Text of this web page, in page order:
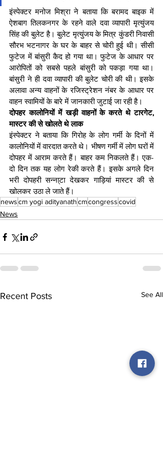
इंस्पेक्टर मनोज मिश्रा ने बताया कि बरामद बाइक में
ऐशबाग तिलकनगर के रहने वाले दवा व्यापारी मृत्युंजय
सिंह की बुलेट है। बुलेट मृत्युंजय के मित्र कुंडरी निवासी
सौरभ भटनागर के घर के बाहर से चोरी हुई थी। सीसी
फुटेज में बांसुरी कैद हो गया था। फुटेज के आधार पर
आरोपितों को सबसे पहले बांसुरी को पकड़ा गया था।
बांसुरी ने ही दवा व्यापारी की बुलेट चोरी की थी। इसके
अलावा अन्य वाहनों के रजिस्ट्रेशन नंबर के आधार पर
वाहन स्वामियों के बारे में जानकारी जुटाई जा रही है।
दोपहर कालोनियों में खड़ी वाहनों के करते थे टारगेट,
मास्टर की से खोलते थे लाक
इंस्पेक्टर ने बताया कि गिरोह के लोग गर्मी के दिनों में
कालोनियों में वारदात करते थे। भीषण गर्मी में लोग घरों में
दोपहर में आराम करते हैं। बाहर कम निकलते हैं। एक-
दो दिन तक यह लोग रेकी करते हैं। इसके अगले दिन
भरी दोपहरी सन्ना्टा देखकर गाड़ियां मास्टर की से
खोलकर उठा ले जाते हैं।
newscm yogi adityanathcmcongresscovid
News
Recent Posts See All